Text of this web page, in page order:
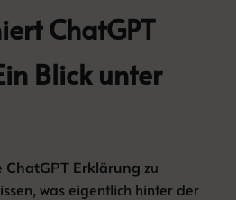
ChatGPT
Blick unter
ChatGPT Erklärung zu
was eigentlich hinter der